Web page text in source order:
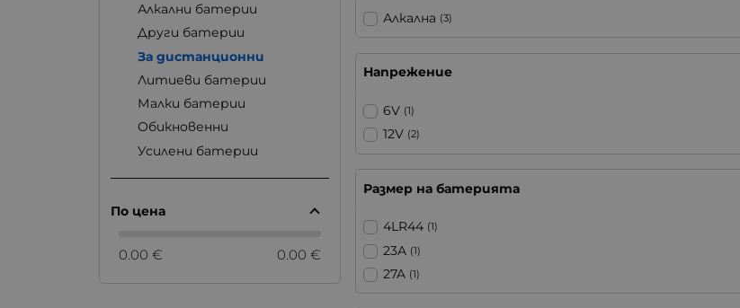
Алкална (3)
Напрежение
6V (1)
12V (2)
Размер на батерията
4LR44 (1)
23A (1)
27A (1)
Алкални батерии
Други батерии
За дистанционни
Литиеви батерии
Малки батерии
Обикновенни
Усилени батерии
По цена
0.00 € 0.00 €